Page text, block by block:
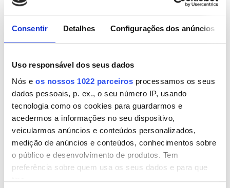
Consentir Detalhes Configurações dos anúncios
Uso responsável dos seus dados
Nós e os nossos 1022 parceiros processamos os seus
dados pessoais, p. ex., o seu número IP, usando
tecnologia como os cookies para guardarmos e
acedermos a informações no seu dispositivo,
veicularmos anúncios e conteúdos personalizados,
medição de anúncios e conteúdos, conhecimentos sobre
o público e desenvolvimento de produtos. Tem
preferência sobre quem usa os seus dados e para que
fins.
Avaliação
Boas
Excelentes
Por tratamento
Diálise HD 265,64 €
Reservar
Kasih Ibu Hospital Saba